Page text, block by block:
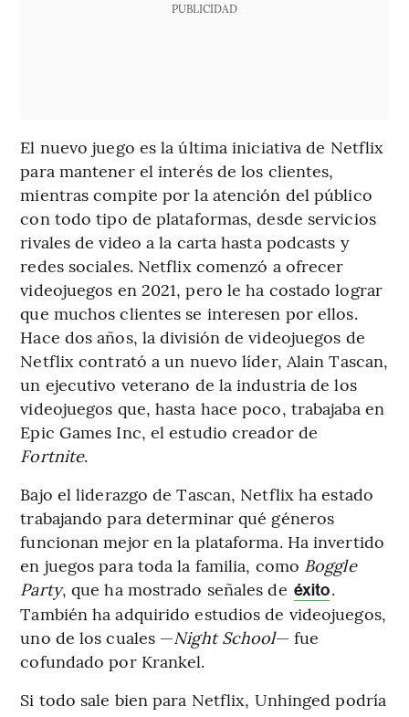
PUBLICIDAD
El nuevo juego es la última iniciativa de Netflix
para mantener el interés de los clientes,
mientras compite por la atención del público
con todo tipo de plataformas, desde servicios
rivales de video a la carta hasta podcasts y
redes sociales. Netflix comenzó a ofrecer
videojuegos en 2021, pero le ha costado lograr
que muchos clientes se interesen por ellos.
Hace dos años, la división de videojuegos de
Netflix contrató a un nuevo líder, Alain Tascan,
un ejecutivo veterano de la industria de los
videojuegos que, hasta hace poco, trabajaba en
Epic Games Inc, el estudio creador de
Fortnite.
Bajo el liderazgo de Tascan, Netflix ha estado
trabajando para determinar qué géneros
funcionan mejor en la plataforma. Ha invertido
en juegos para toda la familia, como Boggle
Party, que ha mostrado señales de éxito.
También ha adquirido estudios de videojuegos,
uno de los cuales —Night School— fue
cofundado por Krankel.
Si todo sale bien para Netflix, Unhinged podría